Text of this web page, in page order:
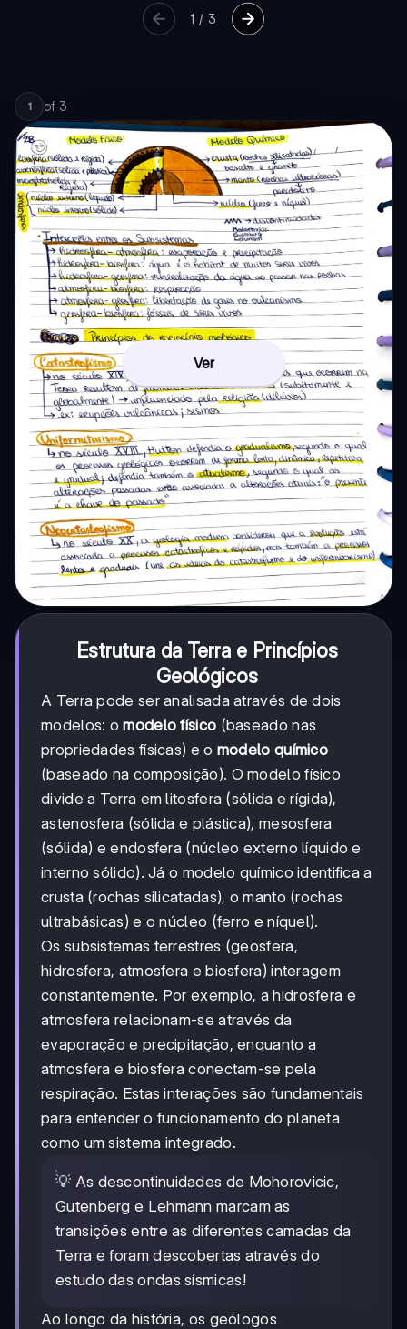
1 / 3
1 of 3
Ver
Estrutura da Terra e Princípios
Geológicos
A Terra pode ser analisada através de dois
modelos: omodelo físico (baseado nas
propriedades físicas) e o modelo químico
(baseado na composição). O modelo físico
divide a Terra em litosfera (sólida e rígida),
astenosfera (sólida e plástica), mesosfera
(sólida) e endosfera (núcleo externo líquido e
interno sólido). Já o modelo químico identifica a
crusta (rochas silicatadas), o manto (rochas
ultrabásicas) e o núcleo (ferro e níquel).
Os subsistemas terrestres (geosfera,
hidrosfera, atmosfera e biosfera) interagem
constantemente. Por exemplo, a hidrosfera e
atmosfera relacionam-se através da
evaporação e precipitação, enquanto a
atmosfera e biosfera conectam-se pela
respiração. Estas interações são fundamentais
para entender o funcionamento do planeta
como um sistema integrado.
💡 As descontinuidades de Mohorovicic,
Gutenberg e Lehmann marcam as
transições entre as diferentes camadas da
Terra e foram descobertas através do
estudo das ondas sísmicas!
Ao longo da história, os geólogos